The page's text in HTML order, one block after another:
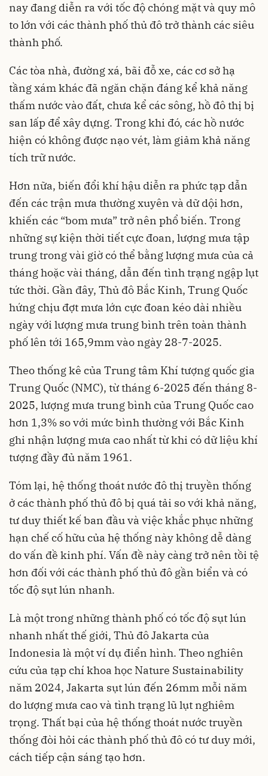
nay đang diễn ra với tốc độ chóng mặt và quy mô
to lớn với các thành phố thủ đô trở thành các siêu
thành phố.
Các tòa nhà, đường xá, bãi đỗ xe, các cơ sở hạ
tầng xám khác đã ngăn chặn đáng kể khả năng
thấm nước vào đất, chưa kể các sông, hồ đô thị bị
san lấp để xây dựng. Trong khi đó, các hồ nước
hiện có không được nạo vét, làm giảm khả năng
tích trữ nước.
Hơn nữa, biến đổi khí hậu diễn ra phức tạp dẫn
đến các trận mưa thường xuyên và dữ dội hơn,
khiến các “bom mưa” trở nên phổ biến. Trong
những sự kiện thời tiết cực đoan, lượng mưa tập
trung trong vài giờ có thể bằng lượng mưa của cả
tháng hoặc vài tháng, dẫn đến tình trạng ngập lụt
tức thời. Gần đây, Thủ đô Bắc Kinh, Trung Quốc
hứng chịu đợt mưa lớn cực đoan kéo dài nhiều
ngày với lượng mưa trung bình trên toàn thành
phố lên tới 165,9mm vào ngày 28-7-2025.
Theo thống kê của Trung tâm Khí tượng quốc gia
Trung Quốc (NMC), từ tháng 6-2025 đến tháng 8-
2025, lượng mưa trung bình của Trung Quốc cao
hơn 1,3% so với mức bình thường với Bắc Kinh
ghi nhận lượng mưa cao nhất từ khi có dữ liệu khí
tượng đầy đủ năm 1961.
Tóm lại, hệ thống thoát nước đô thị truyền thống
ở các thành phố thủ đô bị quá tải so với khả năng,
tư duy thiết kế ban đầu và việc khắc phục những
hạn chế cố hữu của hệ thống này không dễ dàng
do vấn đề kinh phí. Vấn đề này càng trở nên tồi tệ
hơn đối với các thành phố thủ đô gần biển và có
tốc độ sụt lún nhanh.
Là một trong những thành phố có tốc độ sụt lún
nhanh nhất thế giới, Thủ đô Jakarta của
Indonesia là một ví dụ điển hình. Theo nghiên
cứu của tạp chí khoa học Nature Sustainability
năm 2024, Jakarta sụt lún đến 26mm mỗi năm
do lượng mưa cao và tình trạng lũ lụt nghiêm
trọng. Thất bại của hệ thống thoát nước truyền
thống đòi hỏi các thành phố thủ đô có tư duy mới,
cách tiếp cận sáng tạo hơn.